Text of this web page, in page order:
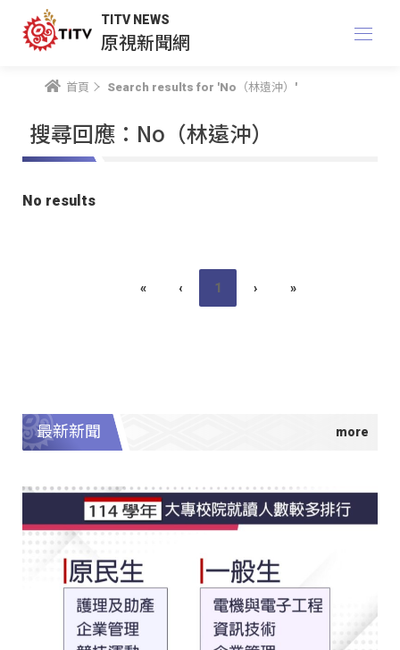
TITV NEWS
原視新聞網
首頁 Search results for 'No（林遠沖）'
搜尋回應：No（林遠沖）
No results
« ‹ 1 › »
最新新聞